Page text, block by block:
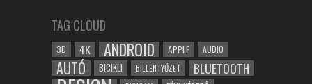
TAG CLOUD
3D 4K ANDROID APPLE AUDIO
AUTÓ BICIKLI BILLENTYŰZET BLUETOOTH